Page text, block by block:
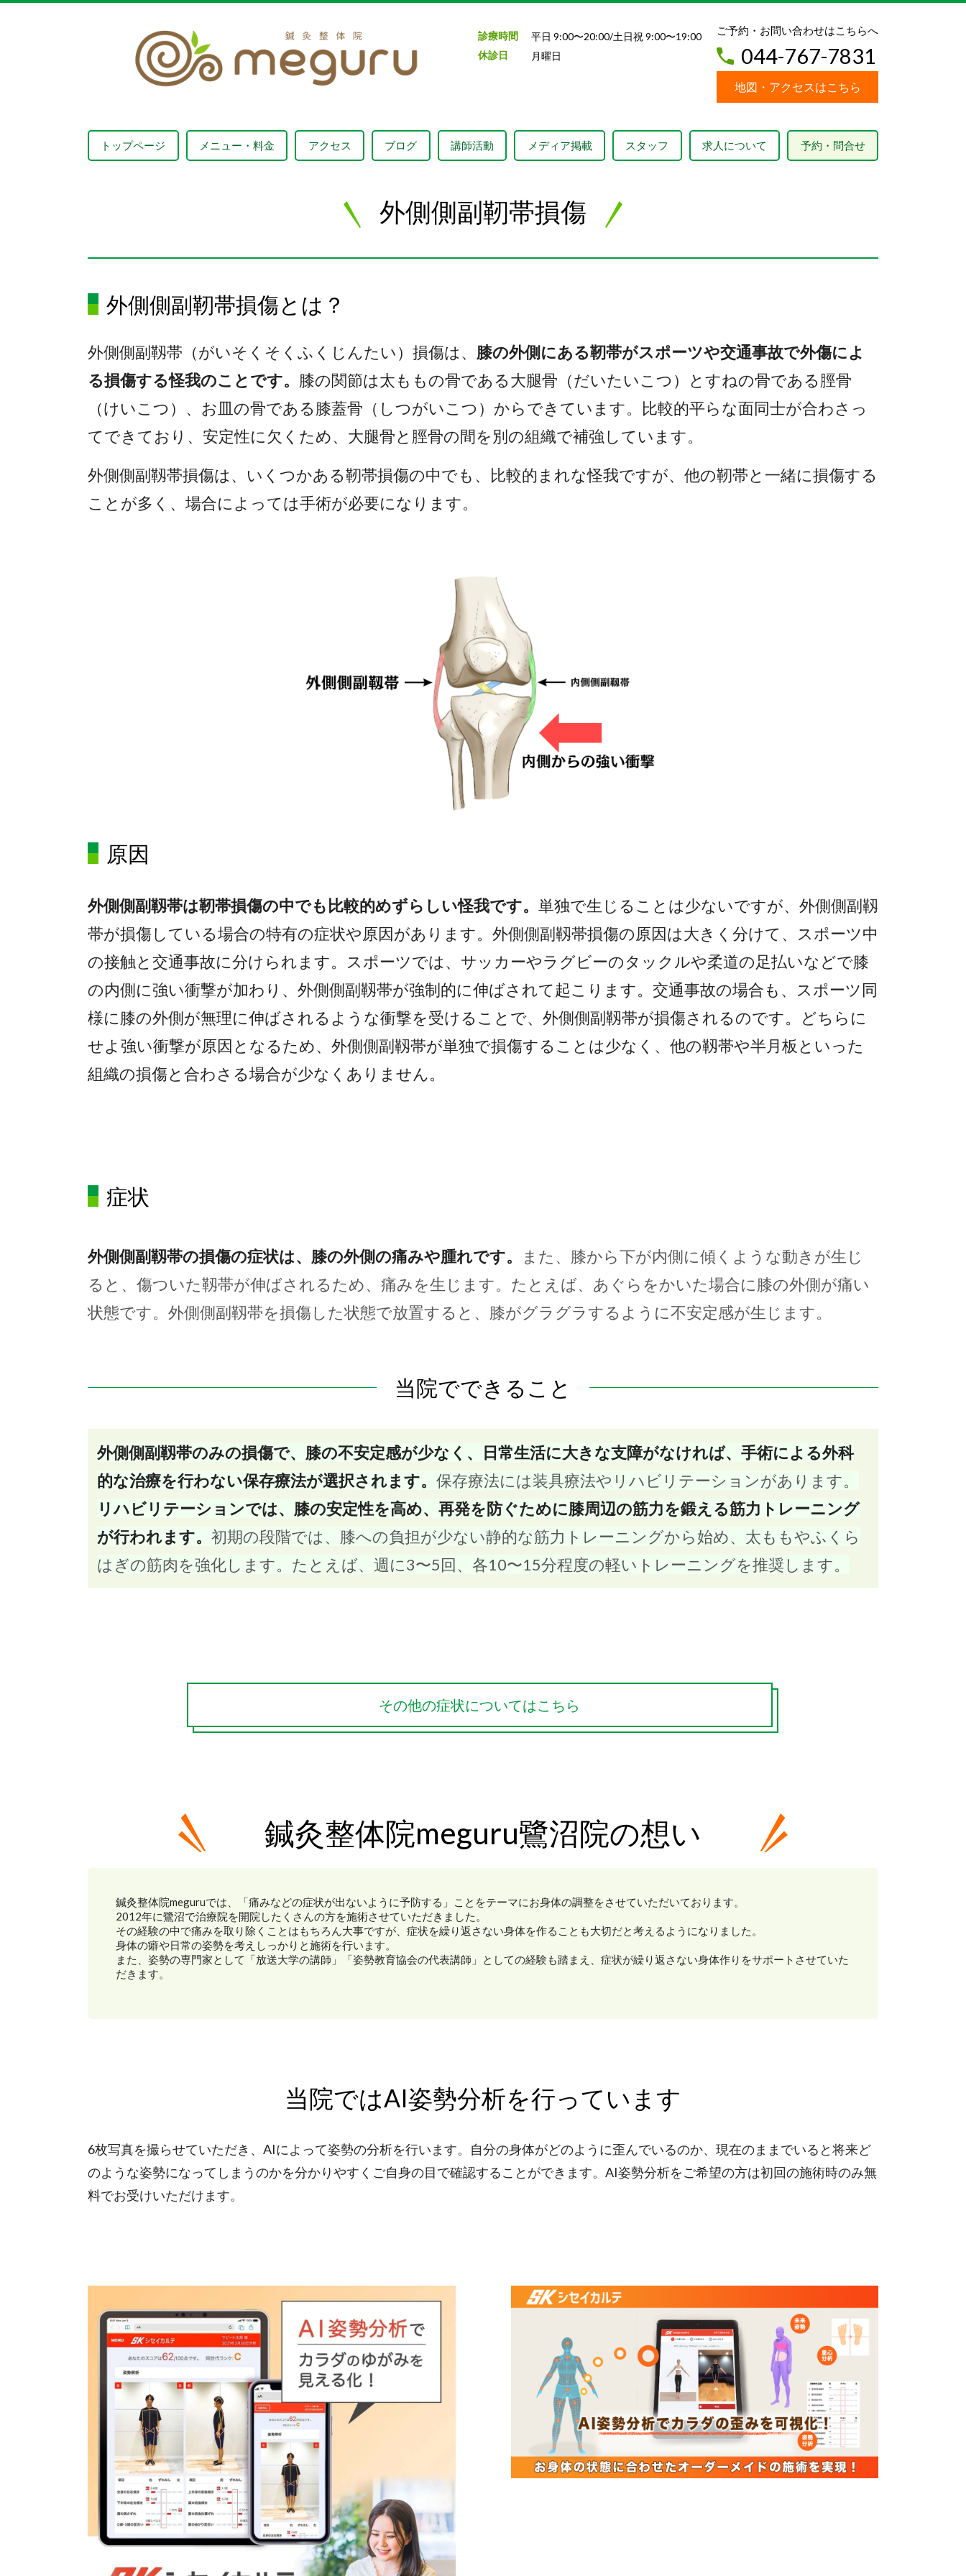
診療時間 平日 9:00〜20:00/土日祝 9:00〜19:00
休診日
月曜日
ご予約・お問い合わせはこちらへ
044-767-7831
地図・アクセスはこちら
トップページ メニュー・料金 アクセス ブログ 講師活動 メディア掲載 スタッフ 求人について 予約・問合せ
外側側副靭帯損傷
外側側副靭帯損傷とは？
外側側副靱帯（がいそくそくふくじんたい）損傷は、 膝の外側にある靭帯がスポーツや交通事故で外傷によ
る損傷する怪我のことです。 膝の関節は太ももの骨である大腿骨（だいたいこつ）とすねの骨である脛骨
（けいこつ）、お皿の骨である膝蓋骨（しつがいこつ）からできています。比較的平らな面同士が合わさっ
てできており、安定性に欠くため、大腿骨と脛骨の間を別の組織で補強しています。
外側側副靱帯損傷は、いくつかある靭帯損傷の中でも、比較的まれな怪我ですが、他の靭帯と一緒に損傷する
ことが多く、場合によっては手術が必要になります。
原因
外側側副靱帯は靭帯損傷の中でも比較的めずらしい怪我です。 単独で生じることは少ないですが、外側側副靱
帯が損傷している場合の特有の症状や原因があります。 外側側副靱帯損傷の原因は大きく分けて、スポーツ中
の接触と交通事故に分けられます。スポーツでは、サッカーやラグビーのタックルや柔道の足払いなどで膝
の内側に強い衝撃が加わり、外側側副靱帯が強制的に伸ばされて起こります。 交通事故の場合も、スポーツ同
様に膝の外側が無理に伸ばされるような衝撃を受けることで、外側側副靱帯が損傷されるのです。どちらに
せよ強い衝撃が原因となるため、外側側副靱帯が単独で損傷することは少なく、他の靱帯や半月板といった
組織の損傷と合わさる場合が少なくありません。
症状
外側側副靱帯の損傷の症状は、膝の外側の痛みや腫れです。
また、膝から下が内側に傾くような動きが生じ
ると、傷ついた靱帯が伸ばされるため、痛みを生じます。たとえば、あぐらをかいた場合に膝の外側が痛い
状態です。外側側副靱帯を損傷した状態で放置すると、膝がグラグラするように不安定感が生じます。
当院でできること
外側側副靱帯のみの損傷で、膝の不安定感が少なく、日常生活に大きな支障がなければ、手術による外科
的な治療を行わない保存療法が選択されます。 保存療法には装具療法やリハビリテーションがあります。
リハビリテーションでは、膝の安定性を高め、再発を防ぐために膝周辺の筋力を鍛える筋力トレーニング
が行われます。 初期の段階では、膝への負担が少ない静的な筋力トレーニングから始め、太ももやふくら
はぎの筋肉を強化します。たとえば、週に3〜5回、各10〜15分程度の軽いトレーニングを推奨します。
その他の症状についてはこちら
鍼灸整体院meguru鷺沼院の想い
鍼灸整体院meguruでは、「痛みなどの症状が出ないように予防する」ことをテーマにお身体の調整をさせていただいております。
2012年に鷺沼で治療院を開院したくさんの方を施術させていただきました。
その経験の中で痛みを取り除くことはもちろん大事ですが、症状を繰り返さない身体を作ることも大切だと考えるようになりました。
身体の癖や日常の姿勢を考えしっかりと施術を行います。
また、姿勢の専門家として「放送大学の講師」「姿勢教育協会の代表講師」としての経験も踏まえ、症状が繰り返さない身体作りをサポートさせていた
だきます。
当院ではAI姿勢分析を行っています
6枚写真を撮らせていただき、AIによって姿勢の分析を行います。自分の身体がどのように歪んでいるのか、現在のままでいると将来ど
のような姿勢になってしまうのかを分かりやすくご自身の目で確認することができます。AI姿勢分析をご希望の方は初回の施術時のみ無
料でお受けいただけます。